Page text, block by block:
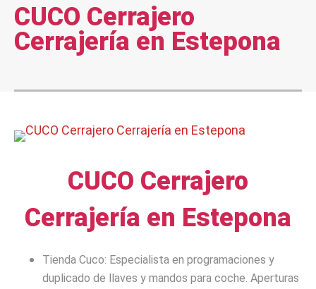
CUCO Cerrajero
Cerrajería en Estepona
CUCO Cerrajero
Cerrajería en Estepona
Tienda Cuco: Especialista en programaciones y
duplicado de llaves y mandos para coche. Aperturas